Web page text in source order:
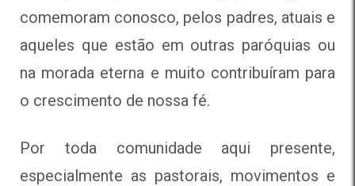
comemoram conosco, pelos padres, atuais e
aqueles que estão em outras paróquias ou
na morada eterna e muito contribuíram para
o crescimento de nossa fé.
Por toda comunidade aqui presente,
especialmente as pastorais, movimentos e